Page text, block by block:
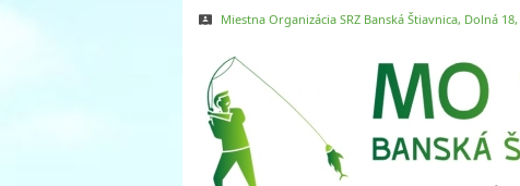
Miestna Organizácia SRZ Banská Štiavnica, Dolná